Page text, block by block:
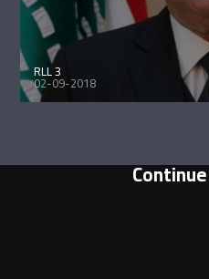
RLL 3
02-09-2018